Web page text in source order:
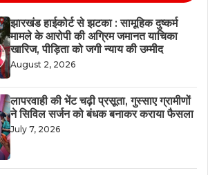
झारखंड हाईकोर्ट से झटका : सामूहिक दुष्कर्म
मामले के आरोपी की अग्रिम जमानत याचिका
खारिज, पीड़िता को जगी न्याय की उम्मीद
August 2, 2026
लापरवाही की भेंट चढ़ी प्रसूता, गुस्साए ग्रामीणों
ने सिविल सर्जन को बंधक बनाकर कराया फैसला
July 7, 2026